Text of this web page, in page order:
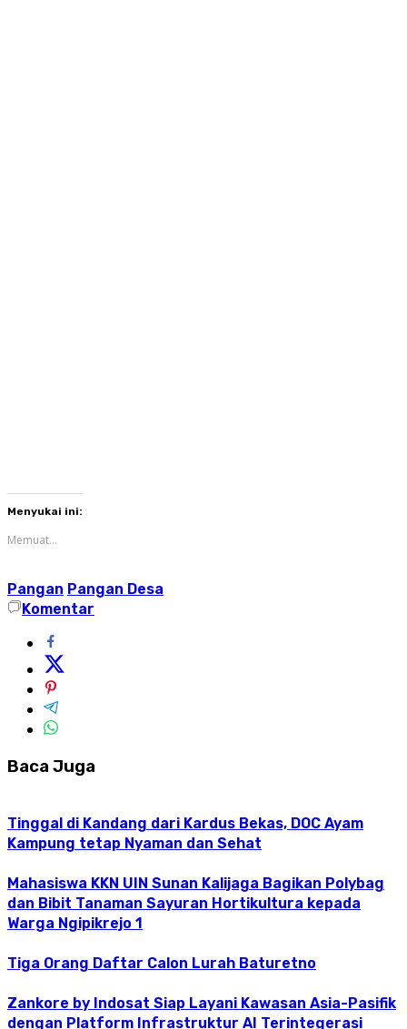
Menyukai ini:
Memuat...
Pangan Pangan Desa
Komentar
Baca Juga
Tinggal di Kandang dari Kardus Bekas, DOC Ayam
Kampung tetap Nyaman dan Sehat
Mahasiswa KKN UIN Sunan Kalijaga Bagikan Polybag
dan Bibit Tanaman Sayuran Hortikultura kepada
Warga Ngipikrejo 1
Tiga Orang Daftar Calon Lurah Baturetno
Zankore by Indosat Siap Layani Kawasan Asia-Pasifik
dengan Platform Infrastruktur AI Terintegerasi